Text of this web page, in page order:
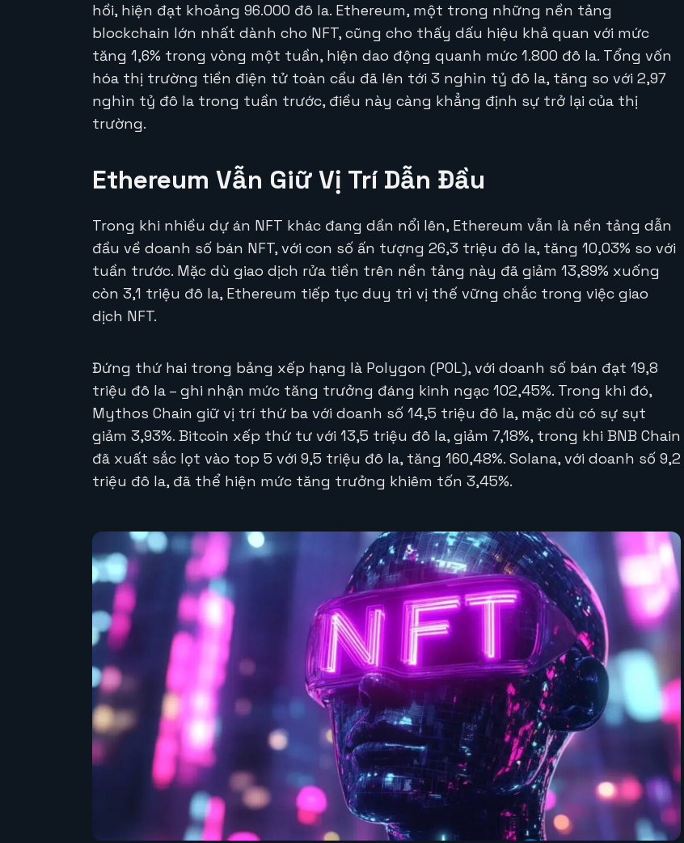
hồi, hiện đạt khoảng 96.000 đô la. Ethereum, một trong những nền tảng
blockchain lớn nhất dành cho NFT, cũng cho thấy dấu hiệu khả quan với mức
tăng 1,6% trong vòng một tuần, hiện dao động quanh mức 1.800 đô la. Tổng vốn
hóa thị trường tiền điện tử toàn cầu đã lên tới 3 nghìn tỷ đô la, tăng so với 2,97
nghìn tỷ đô la trong tuần trước, điều này càng khẳng định sự trở lại của thị
trường.
Ethereum Vẫn Giữ Vị Trí Dẫn Đầu
Trong khi nhiều dự án NFT khác đang dần nổi lên, Ethereum vẫn là nền tảng dẫn
đầu về doanh số bán NFT, với con số ấn tượng 26,3 triệu đô la, tăng 10,03% so với
tuần trước. Mặc dù giao dịch rửa tiền trên nền tảng này đã giảm 13,89% xuống
còn 3,1 triệu đô la, Ethereum tiếp tục duy trì vị thế vững chắc trong việc giao
dịch NFT.
Đứng thứ hai trong bảng xếp hạng là Polygon (POL), với doanh số bán đạt 19,8
triệu đô la – ghi nhận mức tăng trưởng đáng kinh ngạc 102,45%. Trong khi đó,
Mythos Chain giữ vị trí thứ ba với doanh số 14,5 triệu đô la, mặc dù có sự sụt
giảm 3,93%. Bitcoin xếp thứ tư với 13,5 triệu đô la, giảm 7,18%, trong khi BNB Chain
đã xuất sắc lọt vào top 5 với 9,5 triệu đô la, tăng 160,48%. Solana, với doanh số 9,2
triệu đô la, đã thể hiện mức tăng trưởng khiêm tốn 3,45%.